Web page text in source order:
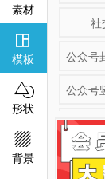
素材

模板

形状

背景
社
公众号
公众号
淘宝
移动